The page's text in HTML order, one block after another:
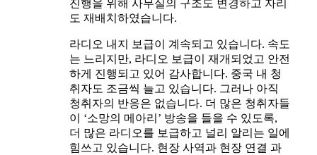
진행을 위해 사무실의 구조도 변경하고 자리
도 재배치하였습니다.
라디오 내지 보급이 계속되고 있습니다. 속도
는 느리지만, 라디오 보급이 재개되었고 안전
하게 진행되고 있어 감사합니다. 중국 내 청
취자도 조금씩 늘고 있습니다. 그러나 아직
청취자의 반응은 없습니다. 더 많은 청취자들
이 ‘소망의 메아리’ 방송을 들을 수 있도록,
더 많은 라디오를 보급하고 널리 알리는 일에
힘쓰고 있습니다. 현장 사역과 현장 연결 과